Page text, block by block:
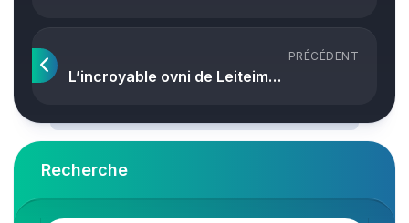
PRÉCÉDENT
L’incroyable ovni de Leiteim…
Recherche